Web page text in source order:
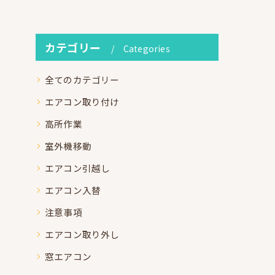
カテゴリー Categories
全てのカテゴリー
エアコン取り付け
高所作業
室外機移動
エアコン引越し
エアコン入替
注意事項
エアコン取り外し
窓エアコン